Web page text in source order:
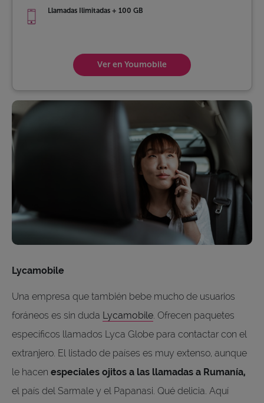
Ver en Youmobile
Llamadas Ilimitadas + 100 GB
Lycamobile
Una empresa que también bebe mucho de usuarios
foráneos es sin duda Lycamobile. Ofrecen paquetes
específicos llamados Lyca Globe para contactar con el
extranjero. El listado de países es muy extenso, aunque
le hacen especiales ojitos a las llamadas a Rumanía,
el país del Sarmale y el Papanasi. Qué delicia. Aquí